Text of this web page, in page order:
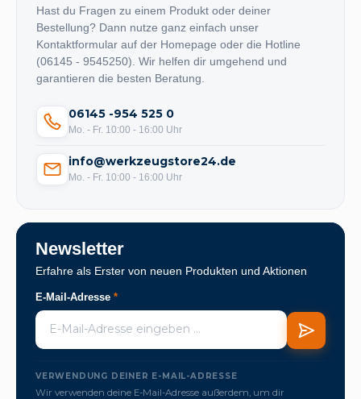
Hast du Fragen zu einem Produkt oder deiner
Bestellung? Dann nutze ganz einfach unser
Kontaktformular auf der Homepage oder die Hotline
(06145 - 9545250). Wir helfen dir umgehend und
garantieren die besten Beratung.
06145 -954 525 0
Mo. - Fr. 10:00 - 16:00 Uhr
info@werkzeugstore24.de
Mo. - Fr. 10:00 - 16:00 Uhr
Newsletter
Erfahre als Erster von neuen Produkten und Aktionen
E-Mail-Adresse *
VERWENDUNG DEINER E-MAIL-ADRESSE
Wir verwenden deine E-Mail-Adresse außerdem, um dir